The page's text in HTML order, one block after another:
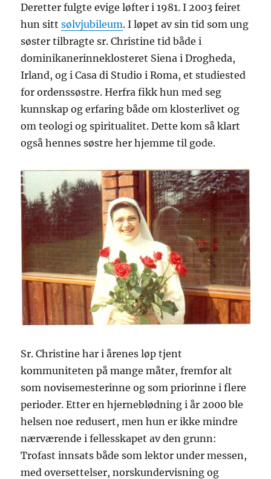
Deretter fulgte evige løfter i 1981. I 2003 feiret
hun sittsølvjubileum. I løpet av sin tid som ung
søster tilbragte sr. Christine tid både i
dominikanerinneklosteret Siena i Drogheda,
Irland, og i Casa di Studio i Roma, et studiested
for ordenssøstre. Herfra fikk hun med seg
kunnskap og erfaring både om klosterlivet og
om teologi og spiritualitet. Dette kom så klart
også hennes søstre her hjemme til gode.
Sr. Christine har i årenes løp tjent
kommuniteten på mange måter, fremfor alt
som novisemesterinne og som priorinne i flere
perioder. Etter en hjerneblødning i år 2000 ble
helsen noe redusert, men hun er ikke mindre
nærværende i fellesskapet av den grunn:
Trofast innsats både som lektor under messen,
med oversettelser, norskundervisning og